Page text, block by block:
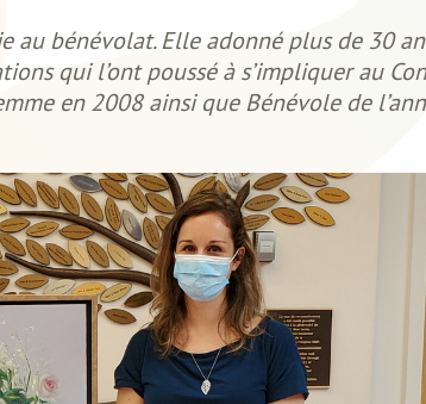
au bénévolat. Elle adonné plus de 30
qui l’ont poussé à s’impliquer au
en 2008 ainsi que Bénévole de